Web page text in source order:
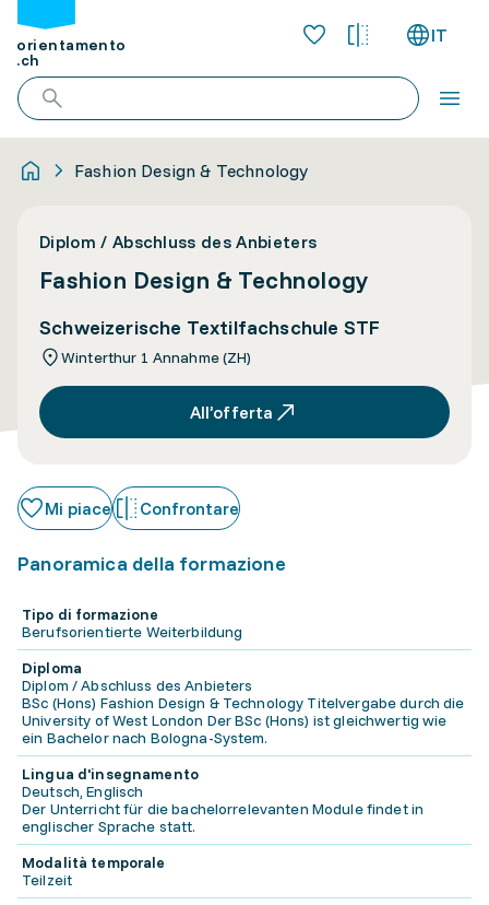
orientamento
.ch
IT
Fashion Design & Technology
Diplom / Abschluss des Anbieters
Fashion Design & Technology
Schweizerische Textilfachschule STF
Winterthur 1 Annahme (ZH)
All’offerta
Mi piace Confrontare
Panoramica della formazione
Tipo di formazione
Berufsorientierte Weiterbildung
Diploma
Diplom / Abschluss des Anbieters
BSc (Hons) Fashion Design & Technology Titelvergabe durch die
University of West London Der BSc (Hons) ist gleichwertig wie
ein Bachelor nach Bologna-System.
Lingua d'insegnamento
Deutsch, Englisch
Der Unterricht für die bachelorrelevanten Module findet in
englischer Sprache statt.
Modalità temporale
Teilzeit